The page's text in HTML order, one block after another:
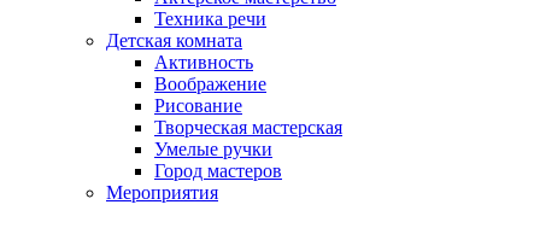
Техника речи
Детская комната
Активность
Воображение
Рисование
Творческая мастерская
Умелые ручки
Город мастеров
Мероприятия